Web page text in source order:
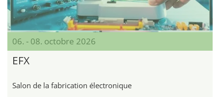
06. - 08. octobre 2026
EFX
Salon de la fabrication électronique